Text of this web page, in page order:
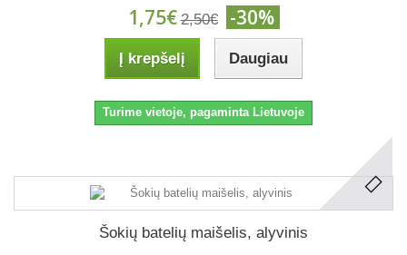
1,75€ 2,50€ -30%
Į krepšelį Daugiau
Turime vietoje, pagaminta Lietuvoje
Šokių batelių maišelis, alyvinis